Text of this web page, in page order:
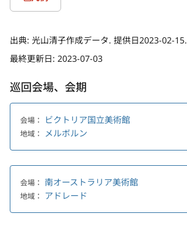
出典: 光山清子作成データ. 提供日2023-02-15.
最終更新日: 2023-07-03
巡回会場、会期
会場： ビクトリア国立美術館
地域： メルボルン
会場： 南オーストラリア美術館
地域： アドレード